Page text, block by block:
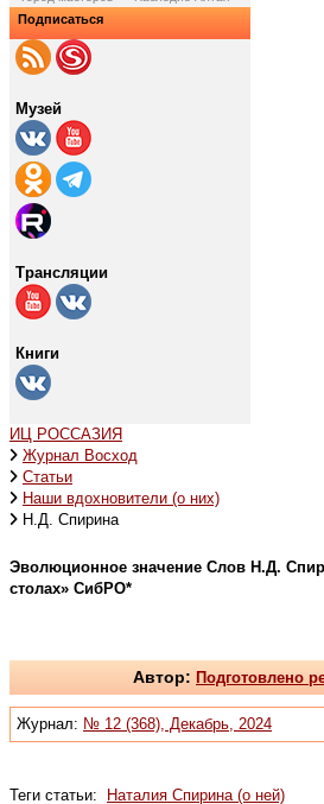
Подписаться
Музей
Трансляции
Книги
ИЦ РОССАЗИЯ
Журнал Восход
Статьи
Наши вдохновители (о них)
Н.Д. Спирина
Эволюционное значение Слов Н.Д.
столах» СибРО*
Автор: Подготовлено
Журнал: № 12 (368), Декабрь, 2024
Теги статьи: Наталия Спирина (о ней)